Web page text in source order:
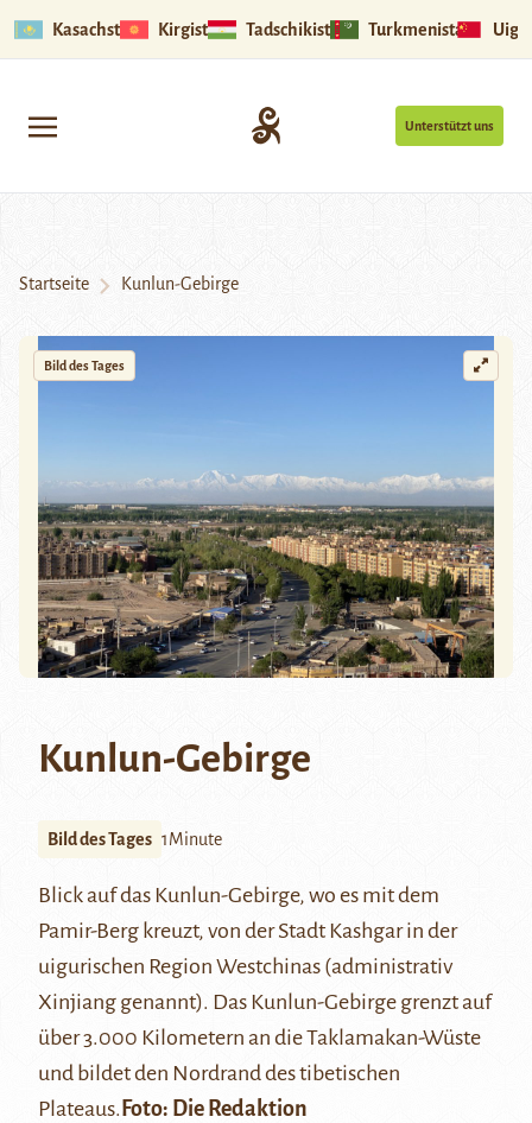
Kasachstan Kirgistan Tadschikistan Turkmenistan
Unterstützt uns
Startseite Kunlun-Gebirge
Bild des Tages
Kunlun-Gebirge
Bild des Tages 1Minute
Blick auf das Kunlun-Gebirge, wo es mit dem
Pamir-Berg kreuzt, von der Stadt Kashgarin der
uigurischen Region Westchinas (administrativ
Xinjiang genannt). Das Kunlun-Gebirge grenzt auf
über 3.000 Kilometern an dieTaklamakan-Wüste
und bildet den Nordrand des tibetischen
Plateaus.Foto: Die Redaktion